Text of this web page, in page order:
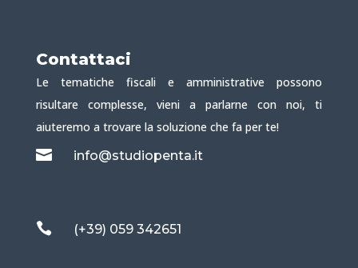
Contattaci
Le tematiche fiscali e amministrative possono
risultare complesse, vieni a parlarne con noi, ti
aiuteremo a trovare la soluzione che fa per te!
 info@studiopenta.it
 (+39) 059 342651